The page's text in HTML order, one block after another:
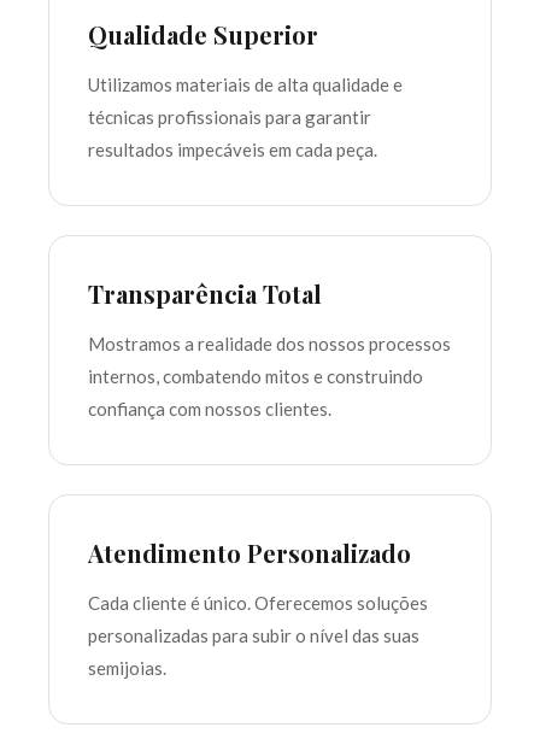
Qualidade Superior
Utilizamos materiais de alta qualidade e
técnicas profissionais para garantir
resultados impecáveis em cada peça.
Transparência Total
Mostramos a realidade dos nossos processos
internos, combatendo mitos e construindo
confiança com nossos clientes.
Atendimento Personalizado
Cada cliente é único. Oferecemos soluções
personalizadas para subir o nível das suas
semijoias.